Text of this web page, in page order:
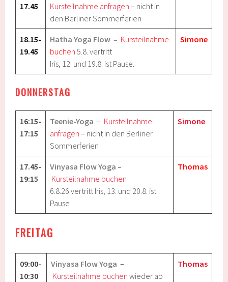
17.45
Kursteilnahme anfragen – nicht in
den Berliner Sommerferien
18.15-
19.45
Hatha Yoga Flow – Kursteilnahme
buchen 5.8. vertritt
Iris, 12. und 19.8. ist Pause.
Simone
DONNERSTAG
16:15-
17:15
Teenie-Yoga – Kursteilnahme
anfragen – nicht in den Berliner
Sommerferien
Simone
17.45-
19:15
Vinyasa Flow Yoga –
Kursteilnahme buchen
6.8.26 vertritt Iris, 13. und 20.8. ist
Pause
Thomas
FREITAG
09:00-
10:30
Vinyasa Flow Yoga –
Kursteilnahme buchen wieder ab
Thomas